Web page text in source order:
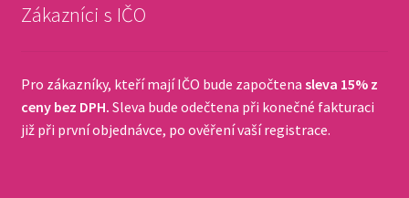
Zákazníci s IČO
Pro zákazníky, kteří mají IČO bude započtena sleva 15% z
ceny bez DPH. Sleva bude odečtena při konečné fakturaci
již při první objednávce, po ověření vaší registrace.